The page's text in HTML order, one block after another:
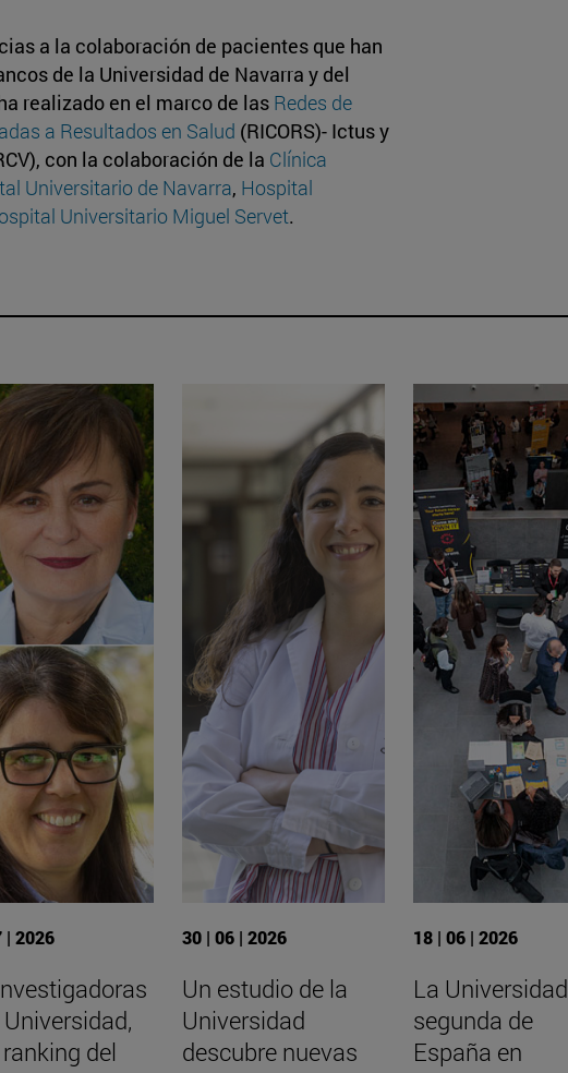
a la colaboración de pacientes que han
de la Universidad de Navarra y del
realizado en el marco de las Redes de
a Resultados en Salud (RICORS)- Ictus y
con la colaboración de la Clínica
Universitario de Navarra, Hospital
Universitario Miguel Servet.
| 2026
del
30 | 06 | 2026
Un estudio de la
Universidad
descubre nuevas
18 | 06 | 2026
La
segunda de
España en